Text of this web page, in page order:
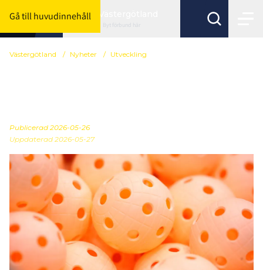
Gå till huvudinnehåll
Byt förbund här
Västergötland / Nyheter / Utveckling
Publicerad 2026-05-26
Uppdaterad 2026-05-27